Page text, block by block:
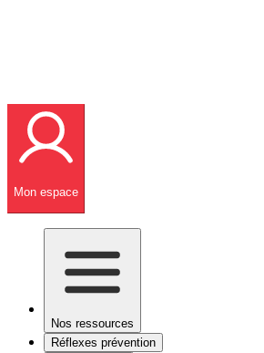
Mon espace
Nos ressources
Réflexes prévention